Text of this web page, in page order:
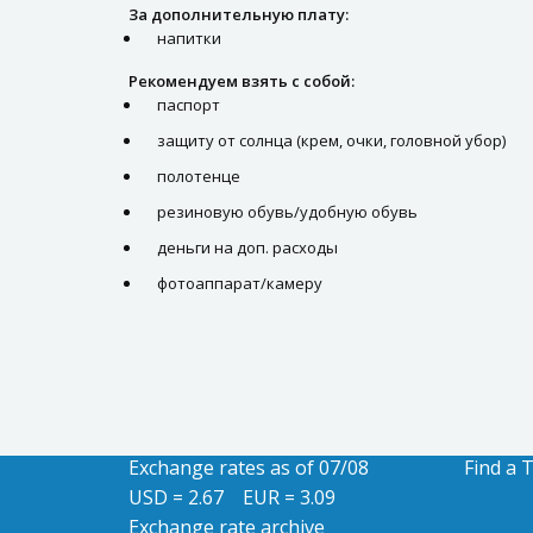
За дополнительную плату:
напитки
Рекомендуем взять с собой:
паспорт
защиту от солнца (крем, очки, головной убор)
полотенце
резиновую обувь/удобную обувь
деньги на доп. расходы
фотоаппарат/камеру
Exchange rates as of 07/08
USD = 2.67
EUR = 3.09
Exchange rate archive
Find a